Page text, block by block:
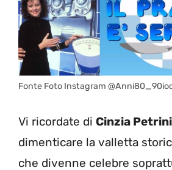
Fonte Foto Instagram
Vi ricordate di Cinzia Petrini
dimenticare la valletta
che divenne celebre